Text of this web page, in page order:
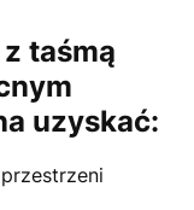
taśmą
uzyskać: